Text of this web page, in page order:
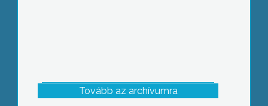
Tovább az archívumra